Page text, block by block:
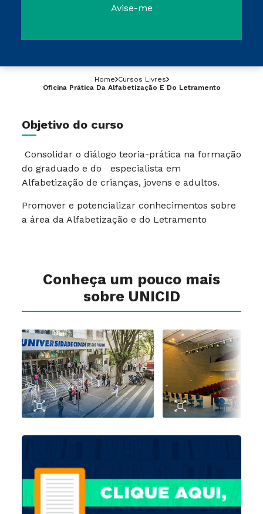
Home Cursos Livres
Oficina Prática Da Alfabetização E Do Letramento
Objetivo do curso
Consolidar o diálogo teoria-prática na formação
do graduado e do especialista em
Alfabetização de crianças, jovens e adultos.
Promover e potencializar conhecimentos sobre
a área da Alfabetização e do Letramento
Avise-me
Conheça um pouco mais
sobre UNICID